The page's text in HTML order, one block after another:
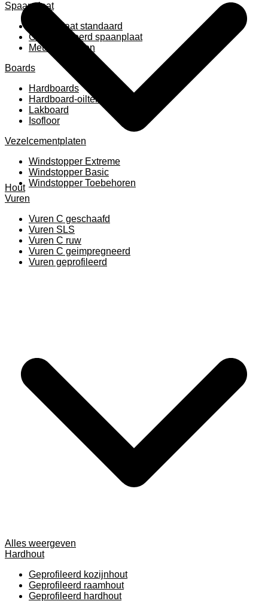
Spaanplaat
Spaanplaat standaard
Geplastificeerd spaanplaat
Meubelpanelen
Boards
Hardboards
Hardboard-oiltemperated
Lakboard
Isofloor
Vezelcementplaten
Windstopper Extreme
Windstopper Basic
Windstopper Toebehoren
Hout
Vuren
Vuren C geschaafd
Vuren SLS
Vuren C ruw
Vuren C geimpregneerd
Vuren geprofileerd
Alles weergeven
Hardhout
Geprofileerd kozijnhout
Geprofileerd raamhout
Geprofileerd hardhout